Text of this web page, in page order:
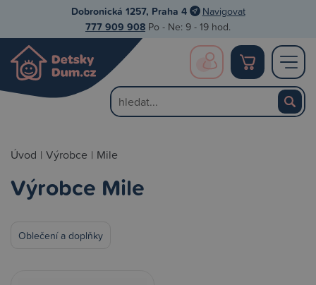
Dobronická 1257, Praha 4 Navigovat
777 909 908 Po - Ne: 9 - 19 hod.
Úvod | Výrobce | Mile
Výrobce Mile
Oblečení a doplňky